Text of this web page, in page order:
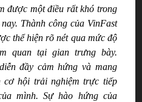
được một điều rất khó trong
Thành công của VinFast
thể hiện rõ nét qua mức độ
quan tại gian trưng bày.
đầy cảm hứng và mang
cơ hội trải nghiệm trực tiếp
mình. Sự hào hứng của